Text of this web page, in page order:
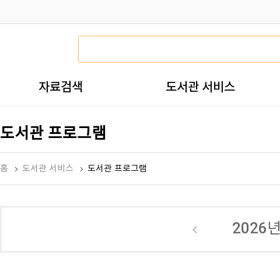
자료검색 도서관 서비스
도서관 프로그램
홈 도서관 서비스 도서관 프로그램
2026년